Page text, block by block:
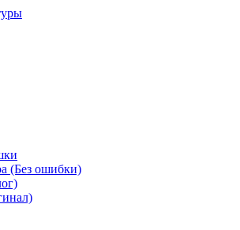
(Без ошибки)